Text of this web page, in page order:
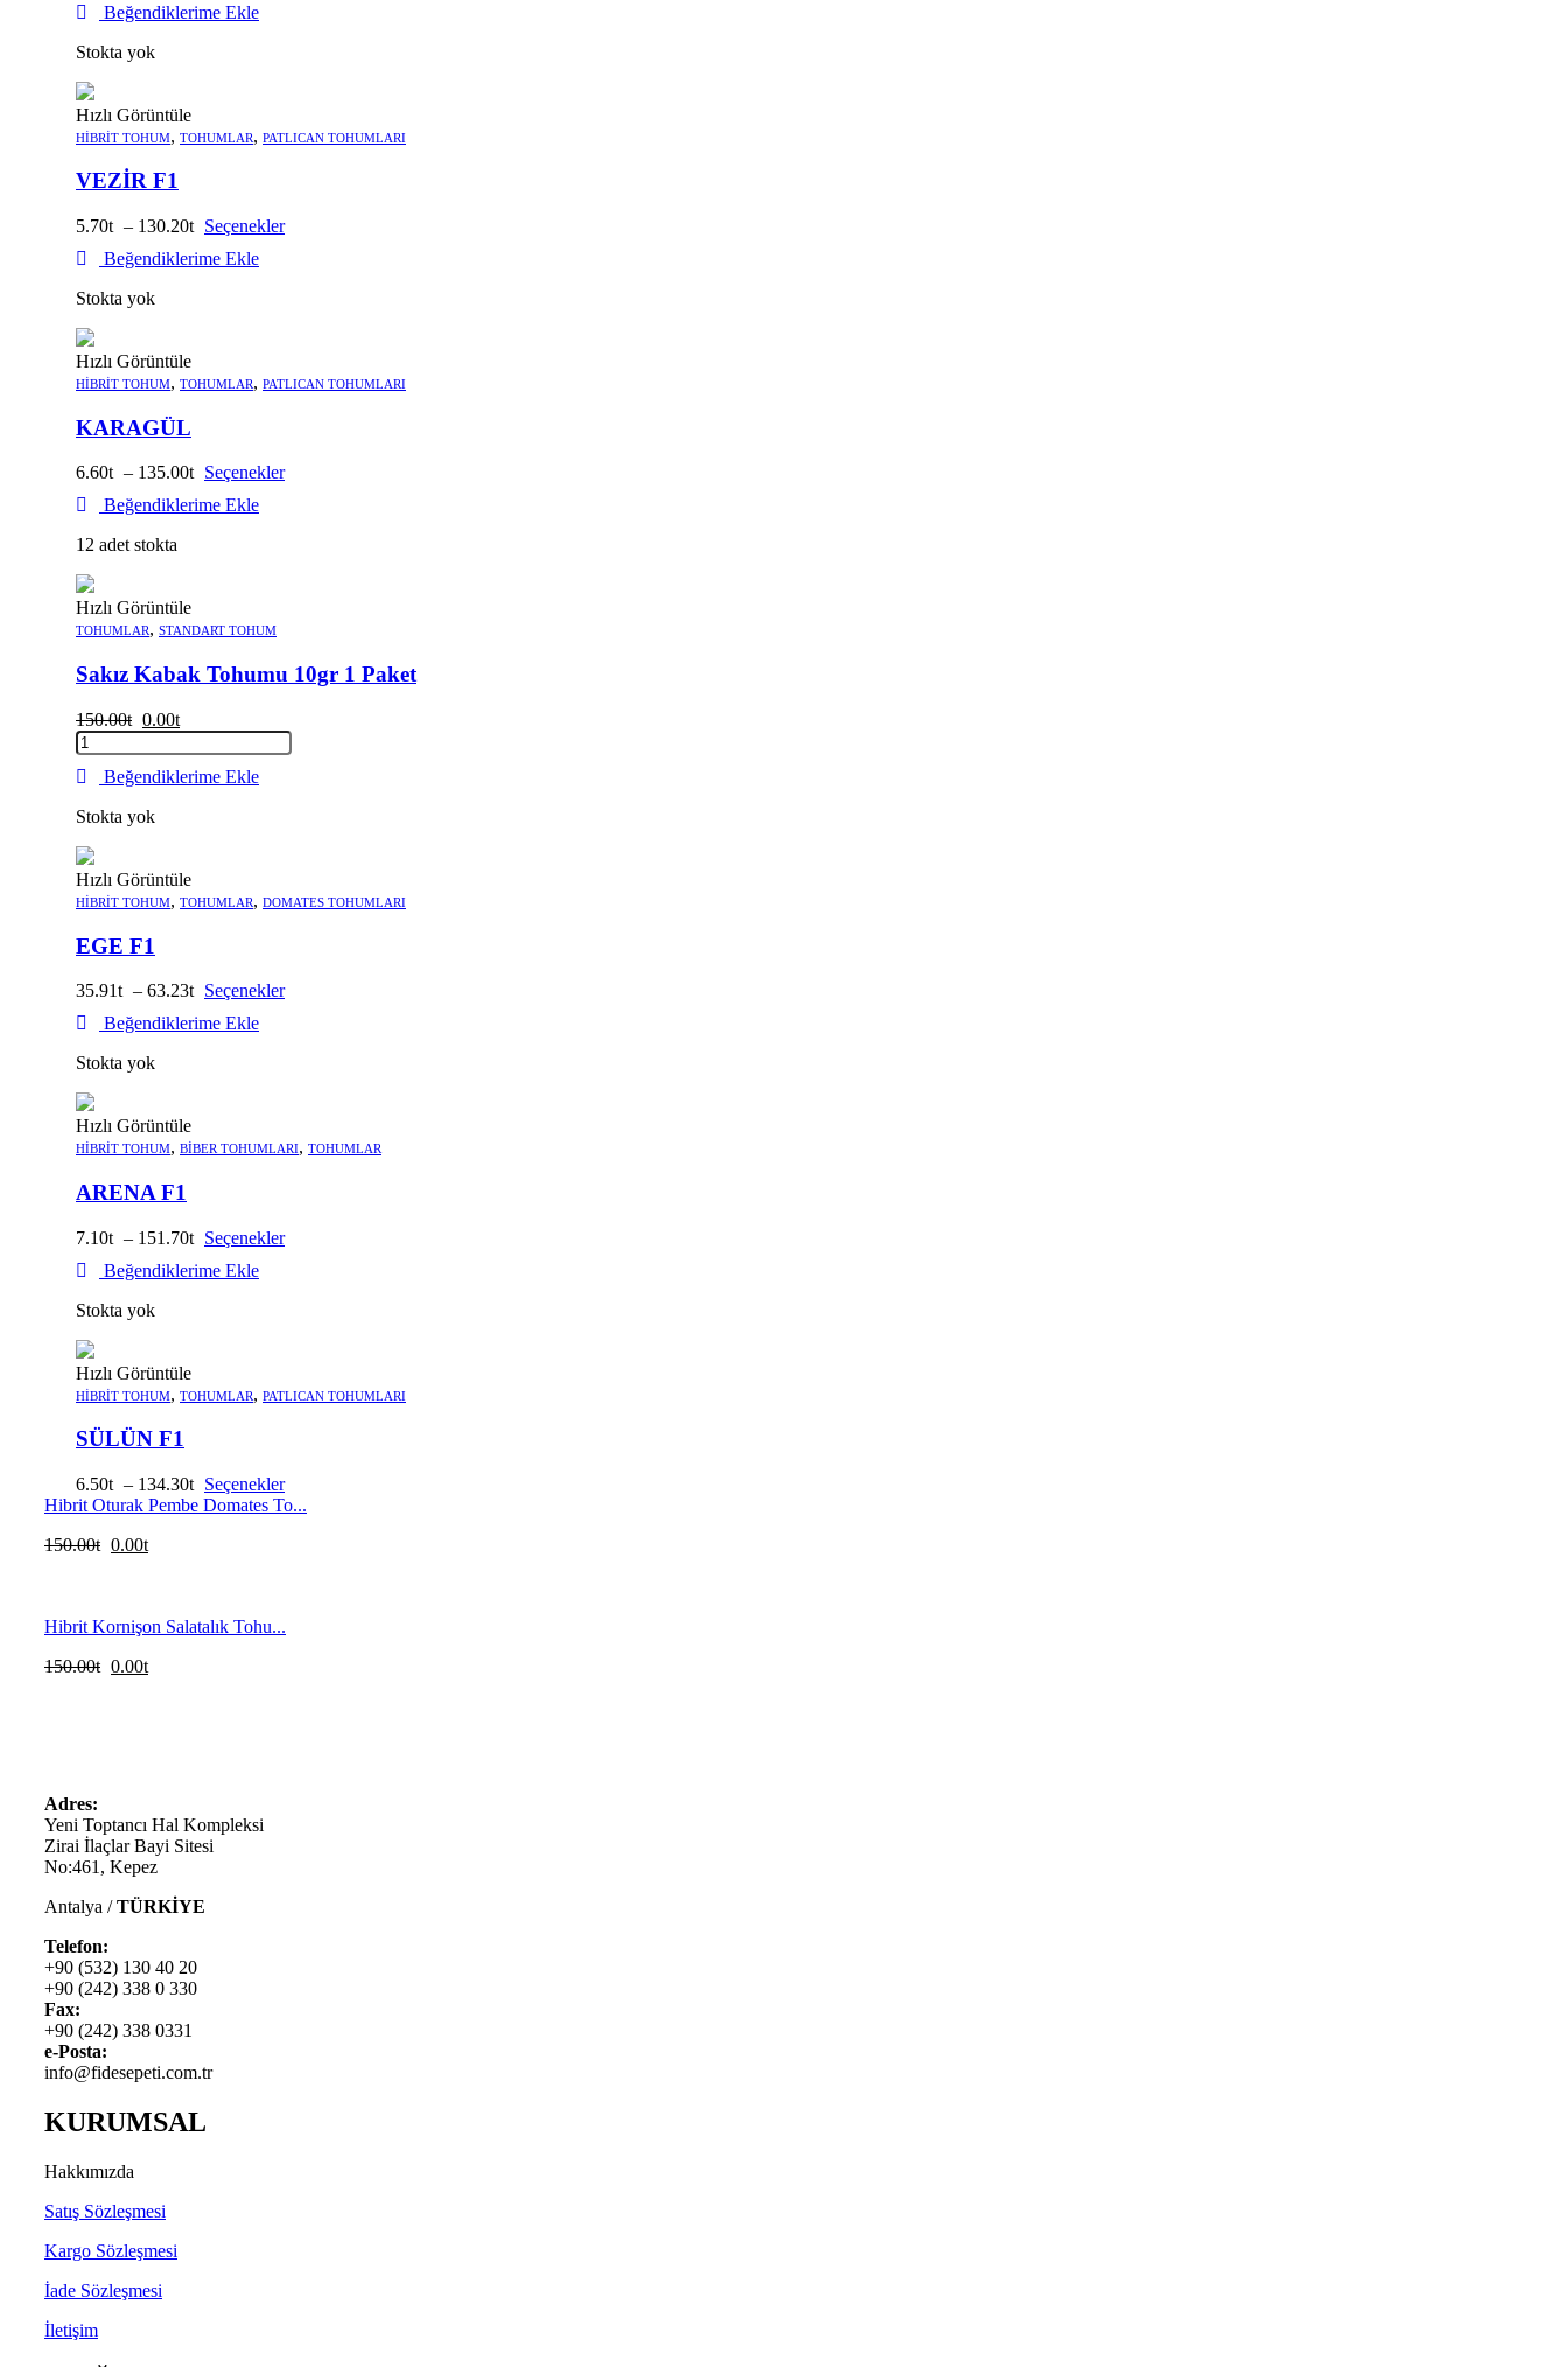
Beğendiklerime Ekle
Stokta yok
Hızlı Görüntüle
HIBRIT TOHUM, TOHUMLAR, PATLICAN TOHUMLARI
VEZİR F1
5.70 – 130.20
Seçenekler
Beğendiklerime Ekle
Stokta yok
Hızlı Görüntüle
HIBRIT TOHUM, TOHUMLAR, PATLICAN TOHUMLARI
KARAGÜL
6.60 – 135.00
Seçenekler
Beğendiklerime Ekle
12 adet stokta
Hızlı Görüntüle
TOHUMLAR, STANDART TOHUM
Sakız Kabak Tohumu 10gr 1 Paket
150.00
0.00
Sakız
Kabak
Tohumu
1
Paket
adet
Beğendiklerime Ekle
Stokta yok
Hızlı Görüntüle
HIBRIT TOHUM, TOHUMLAR, DOMATES TOHUMLARI
EGE F1
35.91 – 63.23
Seçenekler
Beğendiklerime Ekle
Stokta yok
Hızlı Görüntüle
HIBRIT TOHUM, BIBER TOHUMLARI, TOHUMLAR
ARENA F1
7.10 – 151.70
Seçenekler
Beğendiklerime Ekle
Stokta yok
Hızlı Görüntüle
HIBRIT TOHUM, TOHUMLAR, PATLICAN TOHUMLARI
SÜLÜN F1
6.50 – 134.30
Seçenekler
Hibrit Oturak Pembe Domates To...
150.00
0.00
Hibrit Kornişon Salatalık Tohu...
150.00
0.00
Adres:
Yeni Toptancı Hal Kompleksi
Zirai İlaçlar Bayi Sitesi
No:461, Kepez
Antalya /TÜRKİYE
Telefon:
+90 (532) 130 40 20
+90 (242) 338 0 330
Fax:
+90 (242) 338 0331
e-Posta:
info@fidesepeti.com.tr
KURUMSAL
Hakkımızda
Satış Sözleşmesi
Kargo Sözleşmesi
İade Sözleşmesi
İletişim